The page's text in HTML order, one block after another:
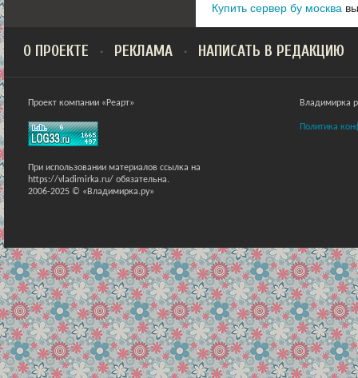
Купить сервер бу москва
О ПРОЕКТЕ РЕКЛАМА НАПИСАТЬ В РЕДАКЦИЮ
Проект компании «Реарт»
При использовании материалов ссылка на
https://vladimirka.ru/ обязательна.
2006-2025 © «Владимирка.ру»
Владимирка
Политика